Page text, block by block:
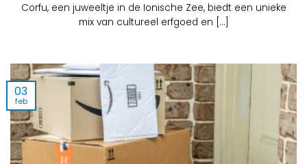
Corfu, een juweeltje in de Ionische Zee, biedt een unieke
mix van cultureel erfgoed en [...]
03
feb